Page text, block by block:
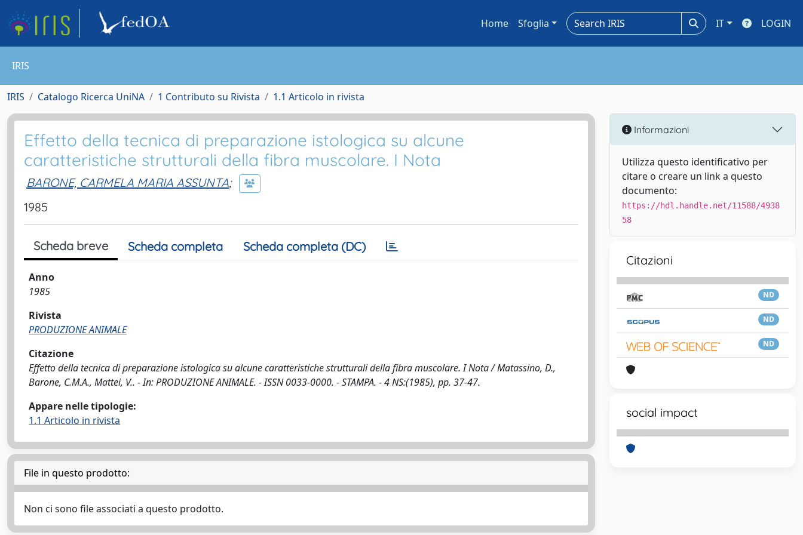
Home Sfoglia IT LOGIN
IRIS
IRIS Catalogo Ricerca UniNA 1 Contributo su Rivista 1.1 Articolo in rivista
Effetto della tecnica di preparazione istologica su alcune
caratteristiche strutturali della fibra muscolare. I Nota
BARONE, CARMELA MARIA ASSUNTA;
1985
Scheda breve Scheda completa Scheda completa (DC)
Anno
1985
Rivista
PRODUZIONE ANIMALE
Citazione
Effetto della tecnica di preparazione istologica su alcune caratteristiche strutturali della fibra muscolare. I Nota / Matassino, D.,
Barone, C.M.A., Mattei, V.. - In: PRODUZIONE ANIMALE. - ISSN 0033-0000. - STAMPA. - 4 NS:(1985), pp. 37-47.
Appare nelle tipologie:
1.1 Articolo in rivista
File in questo prodotto:
Non ci sono file associati a questo prodotto.
Informazioni
Utilizza questo identificativo per
citare o creare un link a questo
documento:
https://hdl.handle.net/11588/4938
58
Citazioni
ND
ND
ND
social impact